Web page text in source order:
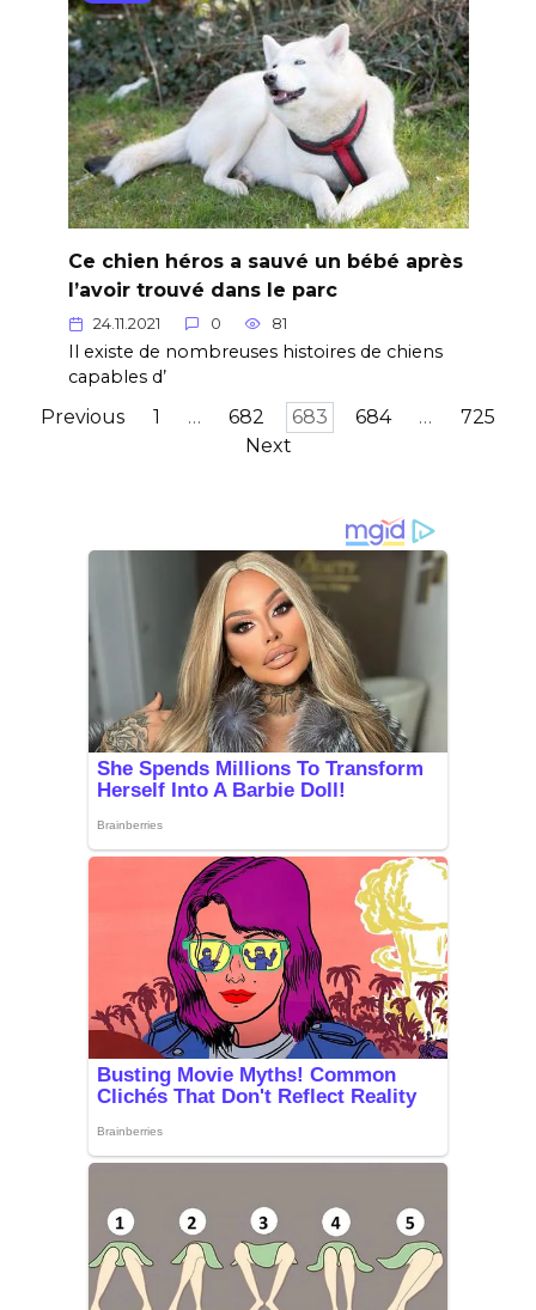
Ce chien héros a sauvé un bébé après
l’avoir trouvé dans le parc
24.11.2021 0 81
Il existe de nombreuses histoires de chiens
capables d’
Posts
Previous 1 … 682 683 684 …
725
Next